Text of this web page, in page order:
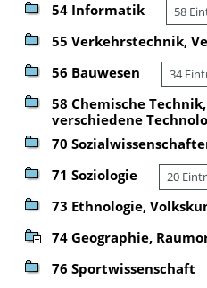
54 Informatik 58
55 Verkehrstechnik,
56 Bauwesen 34
58 Chemische
verschiedene
70
71 Soziologie 20
73 Ethnologie,
74 Geographie,
76 Sportwissenschaft